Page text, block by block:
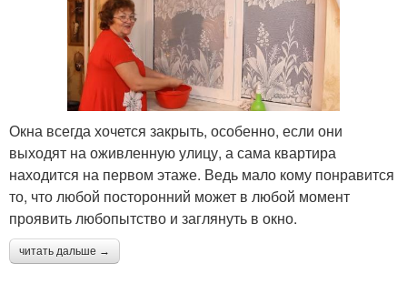
Окна всегда хочется закрыть, особенно, если они
выходят на оживленную улицу, а сама квартира
находится на первом этаже. Ведь мало кому понравится
то, что любой посторонний может в любой момент
проявить любопытство и заглянуть в окно.
читать дальше →